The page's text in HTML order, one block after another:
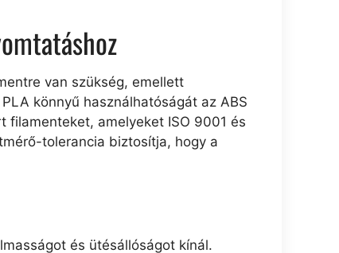
van szükség, emellett
könnyű használhatóságát az ABS
amelyeket ISO 9001 és
tolerancia biztosítja, hogy a
és ütésállóságot kínál.